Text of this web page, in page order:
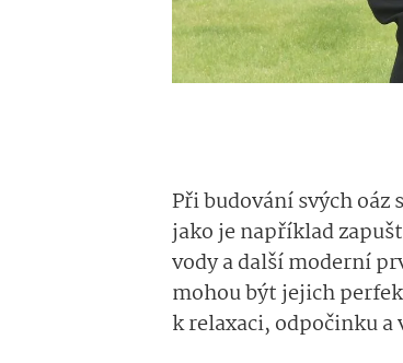
Při budování svých
jako je například
vody a další moderní
mohou být jejich
k relaxaci, odpočinku